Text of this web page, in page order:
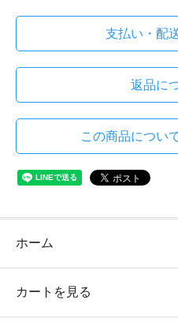
支払い・配
返品に
この商品につい
ホーム
カートを見る